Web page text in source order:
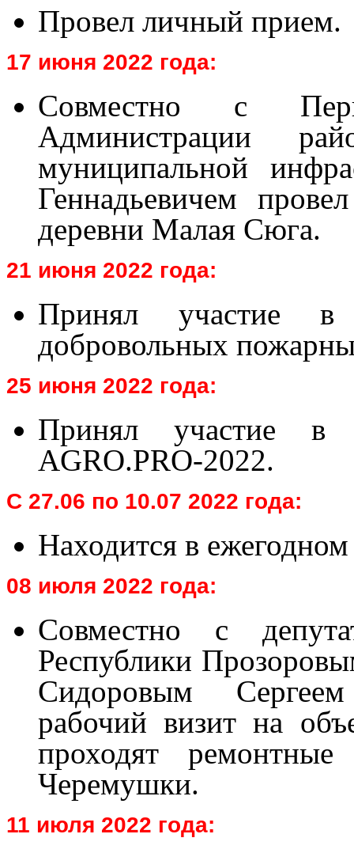
Провел личный прием.
17 июня 2022 года:
Совместно с
Администрации
муниципальной
Геннадьевичем
деревни Малая Сюга.
21 июня 2022 года:
Принял участие в
добровольных
25 июня 2022 года:
Принял участие в
AGRO.PRO-2022.
С 27.06 по 10.07 2022 года:
Находится в
08 июля 2022 года:
Совместно с
Республики
Сидоровым
рабочий визит на
проходят
Черемушки.
11 июля 2022 года: